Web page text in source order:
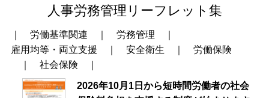
人事労務管理リーフレット集
労働基準関連 労務管理
雇用均等・両立支援
安全衛生
労働保険
社会保険
2026年10月1日から短時間労働者の社会